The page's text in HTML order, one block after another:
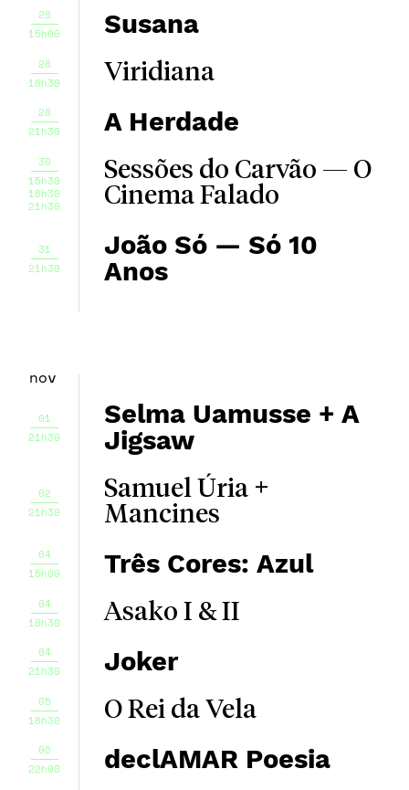
28
15h00
Susana
28
18h30
Viridiana
28
21h30
A Herdade
30
15h30
18h30
21h30
Sessões do Carvão — O
Cinema Falado
31
21h30
João Só — Só 10
Anos
nov
01
21h30
Selma Uamusse + A
Jigsaw
02
21h30
Samuel Úria +
Mancines
04
15h00
Três Cores: Azul
04
18h30
Asako I & II
04
21h30
Joker
05
18h30
O Rei da Vela
06
22h00
declAMAR Poesia